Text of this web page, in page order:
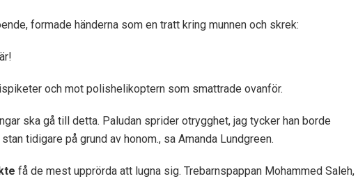
formade händerna som en tratt kring munnen och skrek:
och mot polishelikoptern som smattrade ovanför.
ska gå till detta. Paludan sprider otrygghet, jag tycker han borde
tidigare på grund av honom., sa Amanda Lundgreen.
få de mest upprörda att lugna sig. Trebarnspappan Mohammed Saleh,